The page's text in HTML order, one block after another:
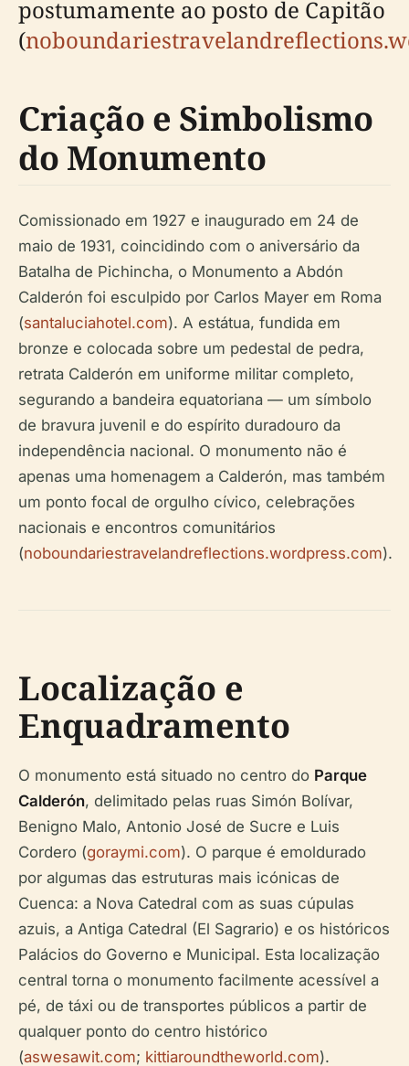
postumamente ao posto de Capitão
(
Criação e Simbolismo
do Monumento
Comissionado em 1927 e inaugurado em 24 de
maio de 1931, coincidindo com o aniversário da
Batalha de Pichincha, o Monumento a Abdón
Calderón foi esculpido por Carlos Mayer em Roma
(santaluciahotel.com). A estátua, fundida em
bronze e colocada sobre um pedestal de pedra,
retrata Calderón em uniforme militar completo,
segurando a bandeira equatoriana — um símbolo
de bravura juvenil e do espírito duradouro da
independência nacional. O monumento não é
apenas uma homenagem a Calderón, mas também
um ponto focal de orgulho cívico, celebrações
nacionais e encontros comunitários
(noboundariestravelandreflections.wordpress.com).
Localização e
Enquadramento
O monumento está situado no centro do Parque
Calderón, delimitado pelas ruas Simón Bolívar,
Benigno Malo, Antonio José de Sucre e Luis
Cordero (goraymi.com). O parque é emoldurado
por algumas das estruturas mais icónicas de
Cuenca: a Nova Catedral com as suas cúpulas
azuis, a Antiga Catedral (El Sagrario) e os históricos
Palácios do Governo e Municipal. Esta localização
central torna o monumento facilmente acessível a
pé, de táxi ou de transportes públicos a partir de
qualquer ponto do centro histórico
(aswesawit.com; kittiaroundtheworld.com).